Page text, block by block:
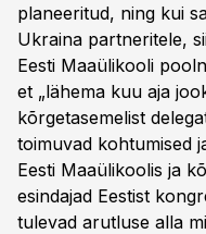
planeeritud, ning kui
Ukraina partneritele,
Eesti Maaülikooli
et „lähema kuu aja
kõrgetasemelist
toimuvad kohtumised
Eesti Maaülikoolis ja
esindajad Eestist
tulevad arutluse alla